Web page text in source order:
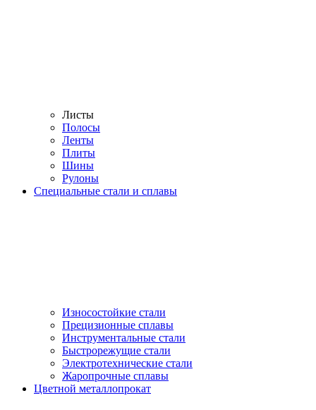
Листы
Полосы
Ленты
Плиты
Шины
Рулоны
Специальные стали и сплавы
Износостойкие стали
Прецизионные сплавы
Инструментальные стали
Быстрорежущие стали
Электротехнические стали
Жаропрочные сплавы
Цветной металлопрокат